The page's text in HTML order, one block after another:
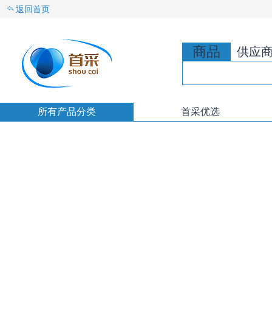
返回首页
商品 供应
所有产品分类 首采优选